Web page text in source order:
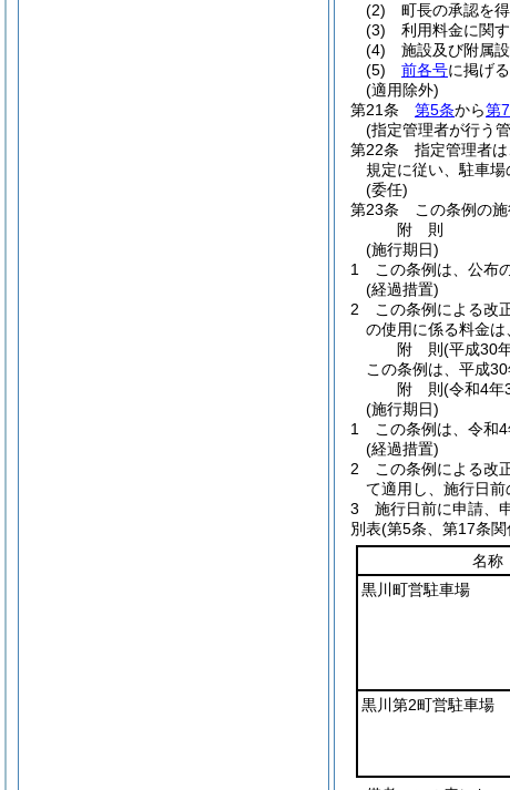
(2)
町長の承認を得
(3)
利用料金に関
(4)
施設及び附属
(5)
前各号に掲げ
(適用除外)
第21条
第5条から第
(指定管理者が行う
第22条
指定管理者は
規定に従い、駐車場
(委任)
第23条
この条例の
附 則
(施行期日)
1
この条例は、公布
(経過措置)
2
この条例による改
の使用に係る料金は
附 則(平成30
この条例は、平成
附 則(令和4年
(施行期日)
1
この条例は、令和
(経過措置)
2
この条例による改
て適用し、施行日前
3
施行日前に申請、
別表(第5条、第17条関
名称
黒川町営駐車場
黒川第2町営駐車場